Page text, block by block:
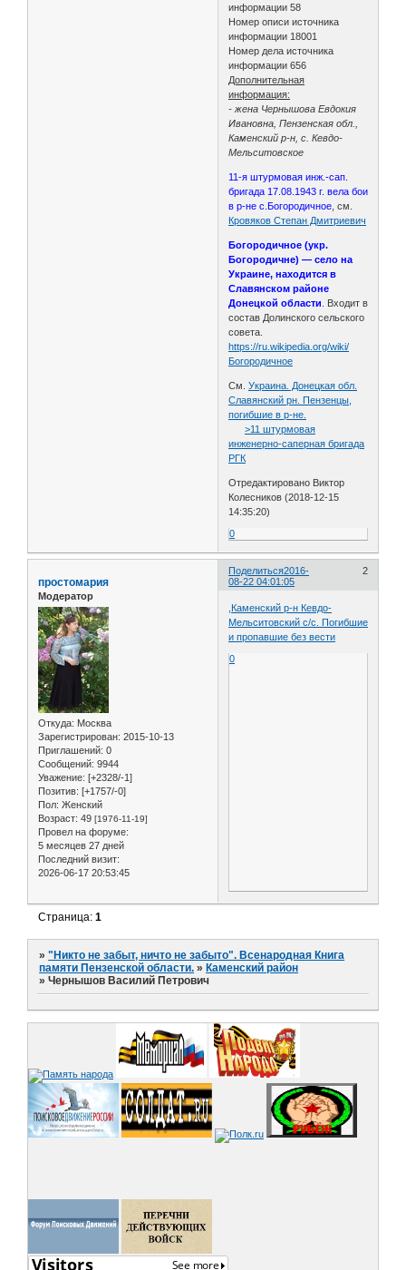
информации 58
Номер описи источника
информации 18001
Номер дела источника
информации 656
Дополнительная
информация:
- жена Чернышова Евдокия
Ивановна, Пензенская обл.,
Каменский р-н, с. Кевдо-
Мельситовское
11-я штурмовая инж.-сап.
бригада 17.08.1943 г. вела бои
в р-не с.Богородичное , см.
Кровяков Степан Дмитриевич
Богородичное (укр.
Богородичне) — село на
Украине, находится в
Славянском районе
Донецкой области . Входит в
состав Долинского сельского
совета.
https://ru.wikipedia.org/wiki/
Богородичное
См.Украина. Донецкая обл.
Славянский рн. Пензенцы,
погибшие в р-не.
>11 штурмовая
инженерно-саперная бригада
РГК
Отредактировано Виктор
Колесников (2018-12-15
14:35:20)
0
Поделиться 2
2016-
08-22 04:01:05
простомария
Модератор
Откуда: Москва
Зарегистрирован: 2015-10-13
Приглашений: 0
Сообщений: 9944
Уважение: [+2328/-1]
Позитив: [+1757/-0]
Пол: Женский
Возраст: 49 [1976-11-19]
Провел на форуме:
5 месяцев 27 дней
Последний визит:
2026-06-17 20:53:45
,Каменский р-н Кевдо-
Мельситовский с/с. Погибшие
и пропавшие без вести
0
Страница:1
»"Никто не забыт, ничто не забыто". Всенародная Книга
памяти Пензенской области. »Каменский район
»Чернышов Василий Петрович